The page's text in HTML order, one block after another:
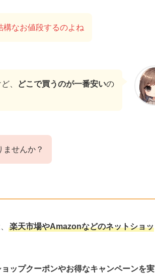
構なお値段するのよね
、 どこで買うのが一番安いの
ませんか？
楽天市場やAmazonなどのネットショッ
ョップクーポンやお得なキャンペーンを実